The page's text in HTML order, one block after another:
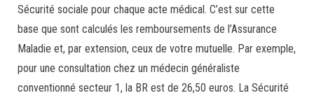
Sécurité sociale pour chaque acte médical. C’est sur cette
base que sont calculés les remboursements de l’Assurance
Maladie et, par extension, ceux de votre mutuelle. Par exemple,
pour une consultation chez un médecin généraliste
conventionné secteur 1, la BR est de 26,50 euros. La Sécurité